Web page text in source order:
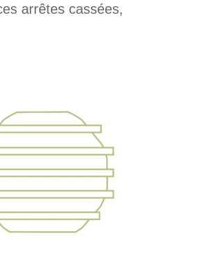
arrêtes cassées,